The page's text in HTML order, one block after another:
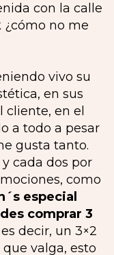
con la calle
¿cómo no me
vivo su
en sus
en el
a todo a pesar
gusta tanto.
cada dos por
como
especial
comprar 3
decir, un 3×2
valga, esto